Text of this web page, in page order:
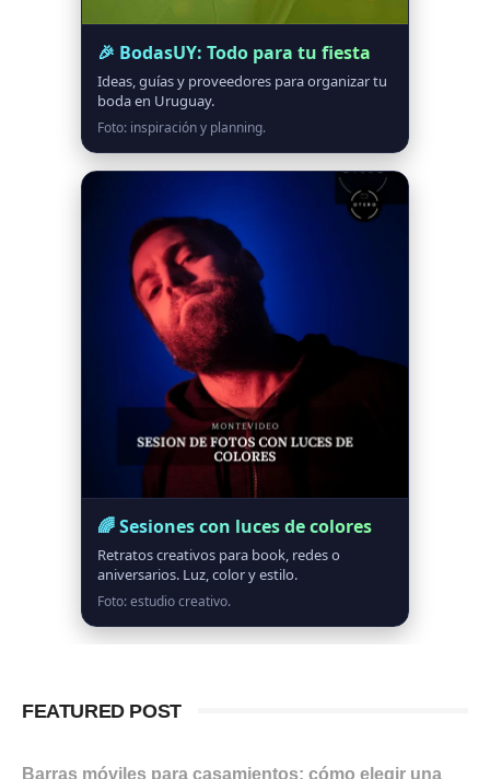
🎉 BodasUY: Todo para tu fiesta
Ideas, guías y proveedores para organizar tu
boda en Uruguay.
Foto: inspiración y planning.
🌈 Sesiones con luces de colores
Retratos creativos para book, redes o
aniversarios. Luz, color y estilo.
Foto: estudio creativo.
FEATURED POST
Barras móviles para casamientos: cómo elegir una